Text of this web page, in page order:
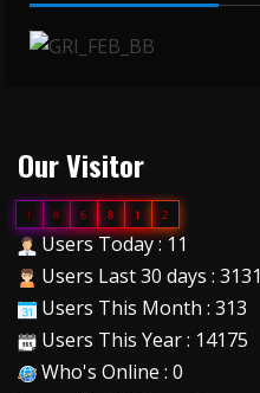
Our Visitor
1 8 6 8 1 2
Users Today : 11
Users Last 30 days : 3131
Users This Month : 313
Users This Year : 14175
Who's Online : 0